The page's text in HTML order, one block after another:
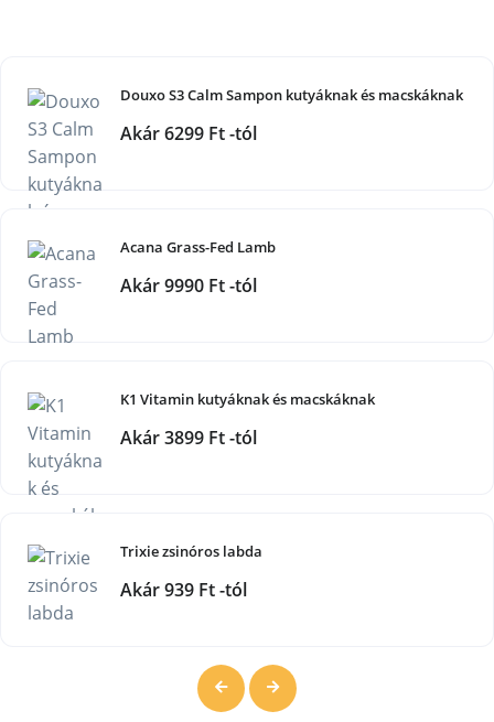
Douxo S3 Calm Sampon kutyáknak és macskáknak
Akár 6299 Ft -tól
Acana Grass-Fed Lamb
Akár 9990 Ft -tól
K1 Vitamin kutyáknak és macskáknak
Akár 3899 Ft -tól
Trixie zsinóros labda
Akár 939 Ft -tól